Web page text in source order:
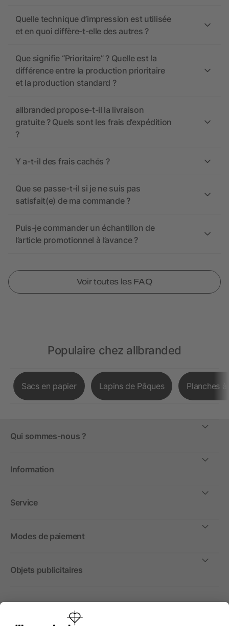
Quelle technique d’impression est utilisée
et en quoi diffère-t-elle des autres ?
Que signifie “Prioritaire” ? Quelle est la
différence entre la production prioritaire
et la production standard ?
allbranded propose-t-il la livraison
gratuite ? Quels sont les frais d’expédition
?
Y a-t-il des frais cachés ?
Que se passe-t-il si je ne suis pas
satisfait(e) de ma commande ?
Puis-je commander un échantillon de
l’article promotionnel à l’avance ?
Voir toutes les FAQ
Populaire chez allbranded
Sacs en papier Lapins de Pâques Planches
Qui sommes-nous ?
Information
Service
Modes de paiement
Objets publicitaires
International